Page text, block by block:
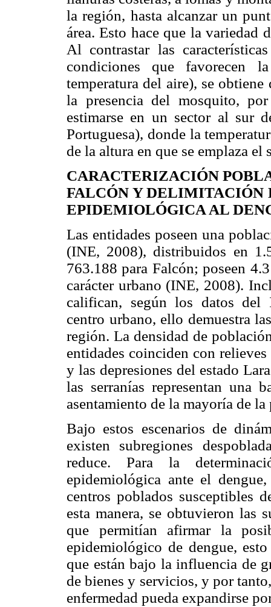
la región, hasta alcanzar un
área. Esto hace que la variedad
Al contrastar las
condiciones que favorecen
temperatura del aire), se
la presencia del mosquito,
estimarse en un sector al sur
Portuguesa), donde la
de la altura en que se emplaza
CARACTERIZACIÓN
FALCÓN Y DELIMITACIÓN
EPIDEMIOLÓGICA AL
Las entidades poseen una
(INE, 2008), distribuidos en
763.188 para Falcón; poseen
carácter urbano (INE, 2008).
califican, según los datos del
centro urbano, ello demuestra
región. La densidad de
entidades coinciden con
y las depresiones del estado
las serranías representan una
asentamiento de la mayoría de
Bajo estos escenarios de
existen subregiones
reduce. Para la
epidemiológica ante el
centros poblados susceptibles
esta manera, se obtuvieron las
que permitían afirmar la
epidemiológico de dengue,
que están bajo la influencia de
de bienes y servicios, y por
enfermedad pueda expandirse